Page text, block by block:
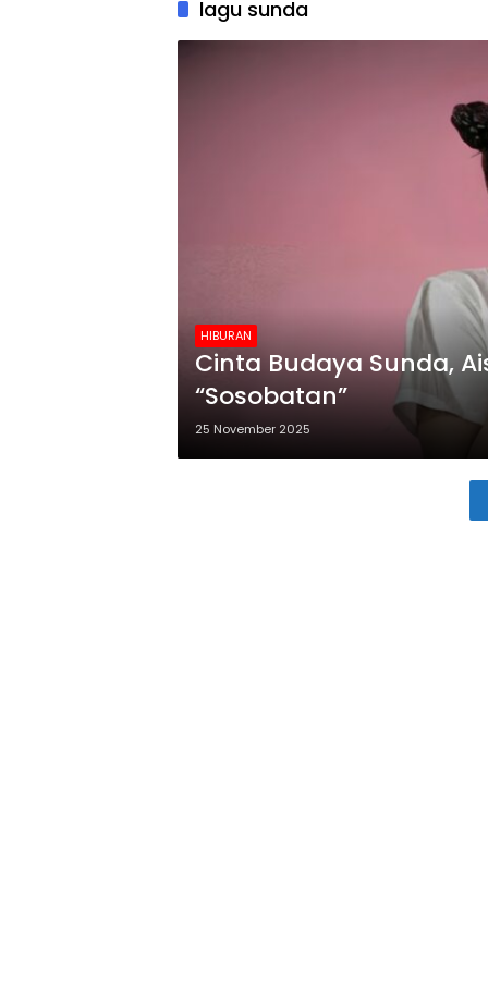
lagu sunda
HIBURAN
Cinta Budaya Sunda,
“Sosobatan”
25 November 2025